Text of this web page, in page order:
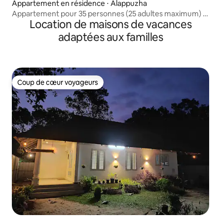
Appartement en résidence ⋅ Alappuzha
Appartement pour 35 personnes (25 adultes maximum) –
10 chambres
Location de maisons de vacances
adaptées aux familles
Coup de cœur voyageurs
Coup de cœur voyageurs